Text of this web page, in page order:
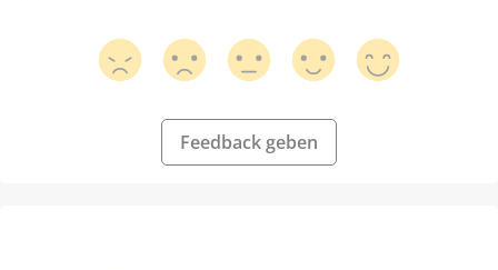
Feedback geben